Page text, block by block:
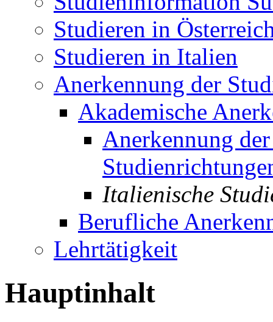
Studieren in
Studieren in Italien
Anerkennung der
Akademische
Anerkennung
Italienische
Berufliche
Lehrtätigkeit
Hauptinhalt